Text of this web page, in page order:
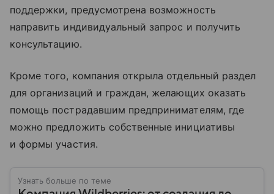
поддержки, предусмотрена возможность
направить индивидуальный запрос и получить
консультацию.
Кроме того, компания открыла отдельный раздел
для организаций и граждан, желающих оказать
помощь пострадавшим предпринимателям, где
можно предложить собственные инициативы
и формы участия.
Узнать больше по теме